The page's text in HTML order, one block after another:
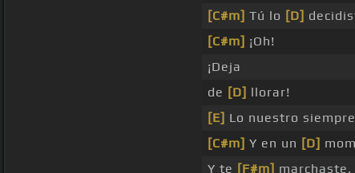
[C#m] Tú lo [D]
[C#m] ¡Oh!
¡Deja
de [D] llorar!
[E] Lo nuestro siempre
[C#m] Y en un [D]
Y te [F#m] marchaste,